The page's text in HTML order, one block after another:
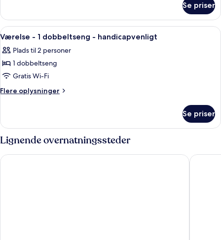
-
handicapvenligt
-
enkeltsenge
handicapvenligt
Se priser
Indlæs
alle
billeder
af
Værelse
-
-
handicapvenligt
Et hotelværelse med seng,
10
Værelse - 1 dobbeltseng - handicapvenligt
Plads til 2 personer
1 dobbeltseng
Gratis Wi-Fi
Flere oplysninger
Flere
-
1
dobbeltseng
handicapvenligt
Se priser
Lignende overnatningssteder
ibis London Barking The